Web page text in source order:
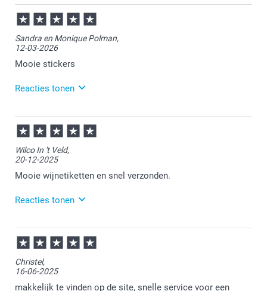
16-07-2026
15:58
Bedankt voor je review. Wat leuk dat je bij ons
etiketten hebt laten maken. Heel veel plezier ervan
en we zien je graag nog eens terug bij Smartphoto.
Sandra en Monique Polman,
12-03-2026
Mooie stickers
Reacties tonen
13-03-2026
08:49
Bedankt voor je review. Heel fijn dat je blij bent met
je ontvangen etiketten. Heel veel plezier er van!
Wilco In 't Veld,
20-12-2025
Mooie wijnetiketten en snel verzonden.
Reacties tonen
22-12-2025
13:33
Bedankt voor je review. Fijn om te horen dat je
tevreden bent over je ontvangen wijnetiketten. Veel
plezier ervan!
Christel,
16-06-2025
makkelijk te vinden op de site, snelle service voor een